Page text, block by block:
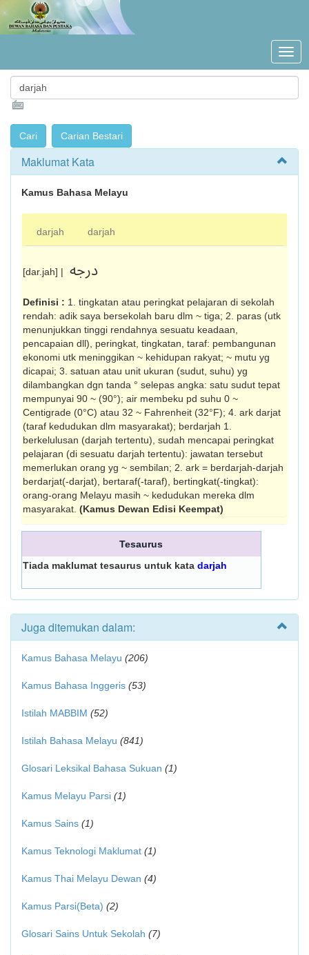
Maklumat Kata
Kamus Bahasa Melayu
darjah darjah
[dar.jah] | درجه
Definisi : 1. tingkatan atau peringkat pelajaran di sekolah
rendah: adik saya bersekolah baru dlm ~ tiga; 2. paras (utk
menunjukkan tinggi rendahnya sesuatu keadaan,
pencapaian dll), peringkat, tingkatan, taraf: pembangunan
ekonomi utk meninggikan ~ kehidupan rakyat; ~ mutu yg
dicapai; 3. satuan atau unit ukuran (sudut, suhu) yg
dilambangkan dgn tanda ° selepas angka: satu sudut tepat
mempunyai 90 ~ (90°); air membeku pd suhu 0 ~
Centigrade (0°C) atau 32 ~ Fah­renheit (32°F); 4. ark darjat
(taraf kedudukan dlm masyarakat); berdarjah 1.
berkelulusan (darjah tertentu), sudah mencapai peringkat
pelajaran (di sesuatu darjah tertentu): jawatan tersebut
memerlukan orang yg ~ sembilan; 2. ark = berdarjah-darjah
berdarjat(-darjat), ber­taraf(-taraf), bertingkat(-tingkat):
orang-orang Melayu masih ~ kedudukan mereka dlm
masyarakat. (Kamus Dewan Edisi Keempat)
Tesaurus
Tiada maklumat tesaurus untuk kata darjah
Juga ditemukan dalam:
Kamus Bahasa Melayu (206)
Kamus Bahasa Inggeris (53)
Istilah MABBIM (52)
Istilah Bahasa Melayu (841)
Glosari Leksikal Bahasa Sukuan (1)
Kamus Melayu Parsi (1)
Kamus Sains (1)
Kamus Teknologi Maklumat (1)
Kamus Thai Melayu Dewan (4)
Kamus Parsi(Beta) (2)
Glosari Sains Untuk Sekolah (7)